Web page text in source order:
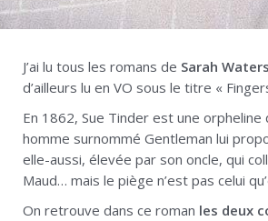
J’ai lu tous les romans de Sarah Waters
d’ailleurs lu en VO sous le titre «
En 1862, Sue Tinder est une
homme surnommé Gentleman lui
elle-aussi, élevée par son oncle, qui
Maud… mais le piège n’est pas celui
On retrouve dans ce roman les deux